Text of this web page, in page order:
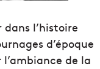
l’histoire
d’époque
de la